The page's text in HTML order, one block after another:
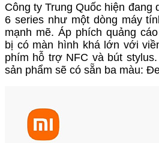
Công ty Trung Quốc hiện đang
6 series như một dòng máy
mạnh mẽ. Áp phích quảng
bị có màn hình khá lớn với
phím hỗ trợ NFC và bút
sản phẩm sẽ có sẵn ba màu: